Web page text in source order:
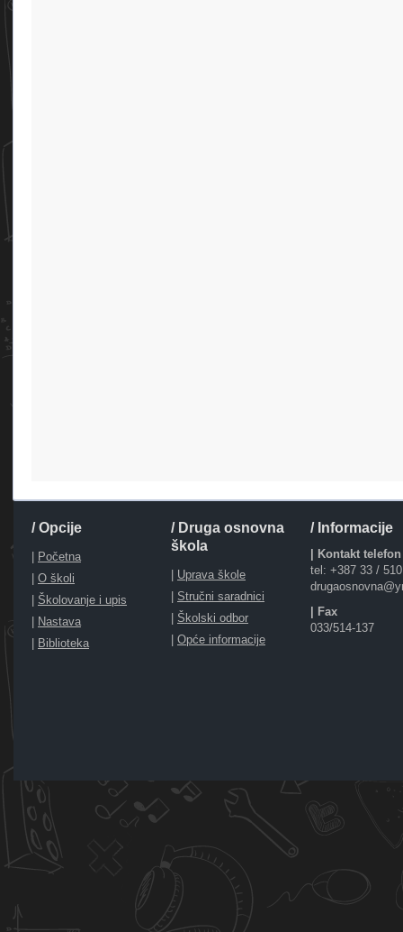
/ Opcije
| Početna
| O školi
| Školovanje i upis
| Nastava
| Biblioteka
/ Druga osnovna
škola
| Uprava škole
| Stručni saradnici
| Školski odbor
| Opće informacije
/ Informacije
| Kontakt telefon
tel: +387 33 /
| Fax
033/514-137